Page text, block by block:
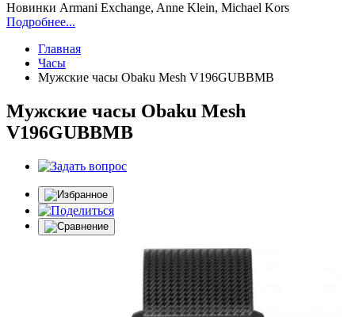
Новинки Armani Exchange, Anne Klein, Michael Kors
Подробнее...
Главная
Часы
Мужские часы Obaku Mesh V196GUBBMB
Мужские часы Obaku Mesh
V196GUBBMB